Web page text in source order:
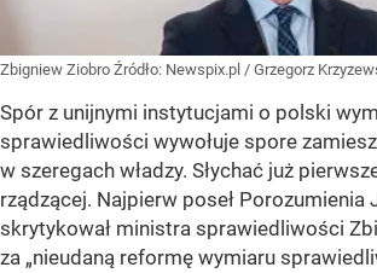
Zbigniew Ziobro Źródło: Newspix.pl / Grzegorz
Spór z unijnymi instytucjami o polski
sprawiedliwości wywołuje spore
w szeregach władzy. Słychać już
rządzącej. Najpierw poseł Porozumienia
skrytykował ministra sprawiedliwości
za „nieudaną reformę wymiaru